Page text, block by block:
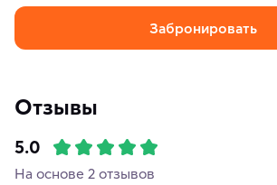
Забронировать
Отзывы
5.0
На основе 2 отзывов